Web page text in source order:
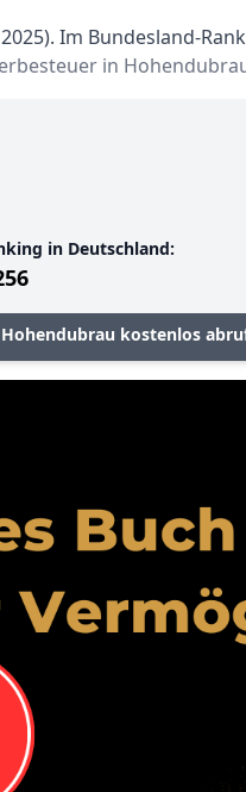
Im Bundesland-
in
in Deutschland:
kostenlos